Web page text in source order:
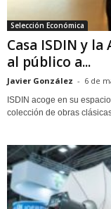
Selección Económica
Casa ISDIN y
al público a...
Javier González - 6 de
ISDIN acoge en su
colección de obras